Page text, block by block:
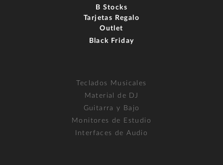
B Stocks
Tarjetas Regalo
Outlet
Black Friday
Teclados Musicales
Material de DJ
Guitarra y Bajo
Monitores de Estudio
Interfaces de Audio